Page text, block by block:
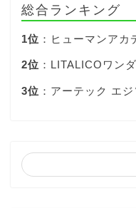
総合ランキング
1位 ：ヒューマンア
2位 ：LITALICOワン
3位 ：アーテック エ